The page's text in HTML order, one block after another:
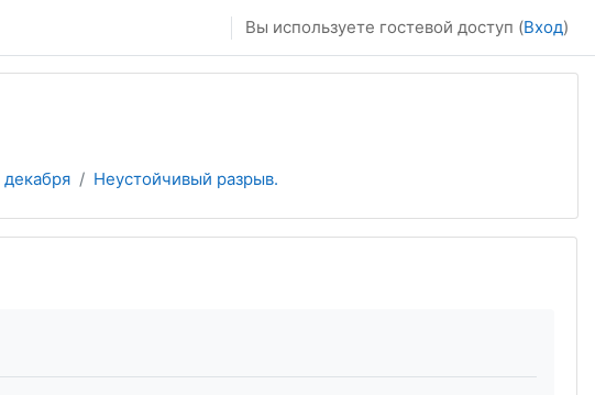
Вы используете гостевой доступ (Вход)
декабря Неустойчивый разрыв.